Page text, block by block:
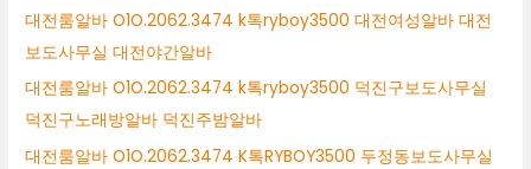
대전룸알바 O1O.2062.3474 k톡ryboy3500 대전여성알바 대전
보도사무실 대전야간알바
대전룸알바 O1O.2062.3474 k톡ryboy3500 덕진구보도사무실
덕진구노래방알바 덕진주밤알바
대전룸알바 O1O.2062.3474 K톡RYBOY3500 두정동보도사무실